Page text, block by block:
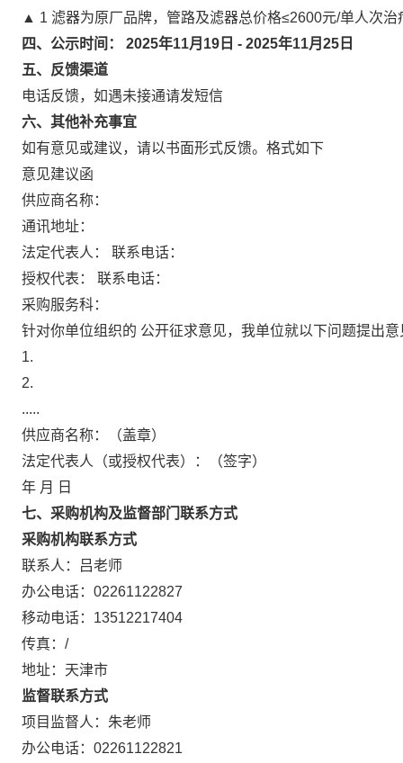
▲ 1 滤器为原厂品牌，管路及滤器总价格≤2600元/单人次
四、公示时间：
2025年11月19日 - 2025年11月25日
五、反馈渠道
电话反馈，如遇未接通请发短信
六、其他补充事宜
如有意见或建议，请以书面形式反馈。格式如下
意见建议函
供应商名称：
通讯地址：
法定代表人： 联系电话：
授权代表： 联系电话：
采购服务科：
针对你单位组织的 公开征求意见，我单位就以下问题提出
1.
2.
.....
供应商名称：（盖章）
法定代表人（或授权代表）：（签字）
年 月 日
七、采购机构及监督部门联系方式
采购机构联系方式
联系人：
吕老师
办公电话： 02261122827
移动电话： 13512217404
传真： /
地址： 天津市
监督联系方式
项目监督人： 朱老师
办公电话： 02261122821